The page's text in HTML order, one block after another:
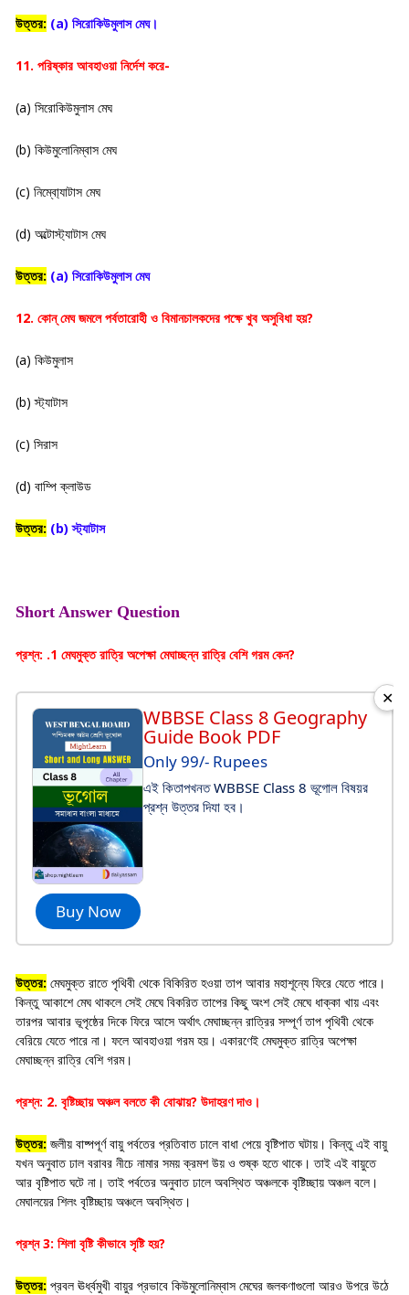
উত্তর: (a) সিরোকিউমুলাস মেঘ।
11. পরিষ্কার আবহাওয়া নির্দেশ করে-
(a) সিরোকিউমুলাস মেঘ
(b) কিউমুলোনিম্বাস মেঘ
(c) নিম্বো্যাটাস মেঘ
(d) অল্টোস্ট্যাটাস মেঘ
উত্তর: (a) সিরোকিউমুলাস মেঘ
12. কোন্ মেঘ জমলে পর্বতারোহী ও বিমানচালকদের পক্ষে খুব অসুবিধা হয়?
(a) কিউমুলাস
(b) স্ট্যাটাস
(c) সিরাস
(d) বাম্পি ক্লাউড
উত্তর: (b) স্ট্যাটাস
Short Answer Question
প্রশ্ন: .1 মেঘমুক্ত রাত্রি অপেক্ষা মেঘাচ্ছন্ন রাত্রি বেশি গরম কেন?
Buy Now
WBBSE Class 8 Geography
Guide Book PDF
Only 99/- Rupees
এই কিতাপখনত WBBSE Class 8 ভূগোল বিষয়র
প্রশ্ন উত্তর দিযা হব।
✕
উত্তর: মেঘমুক্ত রাতে পৃথিবী থেকে বিকিরিত হওয়া তাপ আবার মহাশূন্যে ফিরে যেতে পারে।
কিন্তু আকাশে মেঘ থাকলে সেই মেঘে বিকরিত তাপের কিছু অংশ সেই মেঘে ধাক্কা খায় এবং
তারপর আবার ভূপৃষ্ঠের দিকে ফিরে আসে অর্থাৎ মেঘাচ্ছন্ন রাত্রির সম্পূর্ণ তাপ পৃথিবী থেকে
বেরিয়ে যেতে পারে না। ফলে আবহাওয়া গরম হয়। একারণেই মেঘমুক্ত রাত্রি অপেক্ষা
মেঘাচ্ছন্ন রাত্রি বেশি গরম।
প্রশ্ন: 2. বৃষ্টিচ্ছায় অঞ্চল বলতে কী বোঝায়? উদাহরণ দাও।
উত্তর: জলীয় বাষ্পপূর্ণ বায়ু পর্বতের প্রতিবাত ঢালে বাধা পেয়ে বৃষ্টিপাত ঘটায়। কিন্তু এই বায়ু
যখন অনুবাত ঢাল বরাবর নীচে নামার সময় ক্রমশ উয় ও শুষ্ক হতে থাকে। তাই এই বায়ুতে
আর বৃষ্টিপাত ঘটে না। তাই পর্বতের অনুবাত ঢালে অবস্থিত অঞ্চলকে বৃষ্টিচ্ছায় অঞ্চল বলে।
মেঘালয়ের শিলং বৃষ্টিচ্ছায় অঞ্চলে অবস্থিত।
প্রশ্ন 3: শিলা বৃষ্টি কীভাবে সৃষ্টি হয়?
উত্তর: প্রবল ঊর্ধ্বমুখী বায়ুর প্রভাবে কিউমুলোনিম্বাস মেঘের জলকণাগুলো আরও উপরে উঠে